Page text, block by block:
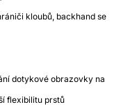
kloubů, backhand se
dotykové obrazovky na
flexibilitu prstů